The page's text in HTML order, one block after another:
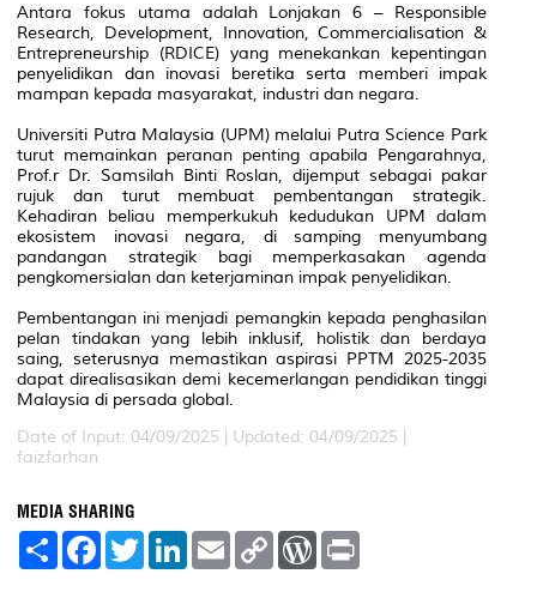
Antara fokus utama adalah Lonjakan 6 – Responsible
Research, Development, Innovation, Commercialisation &
Entrepreneurship (RDICE) yang menekankan kepentingan
penyelidikan dan inovasi beretika serta memberi impak
mampan kepada masyarakat, industri dan negara.
Universiti Putra Malaysia (UPM) melalui Putra Science Park
turut memainkan peranan penting apabila Pengarahnya,
Prof.r Dr. Samsilah Binti Roslan, dijemput sebagai pakar
rujuk dan turut membuat pembentangan strategik.
Kehadiran beliau memperkukuh kedudukan UPM dalam
ekosistem inovasi negara, di samping menyumbang
pandangan strategik bagi memperkasakan agenda
pengkomersialan dan keterjaminan impak penyelidikan.
Pembentangan ini menjadi pemangkin kepada penghasilan
pelan tindakan yang lebih inklusif, holistik dan berdaya
saing, seterusnya memastikan aspirasi PPTM 2025-2035
dapat direalisasikan demi kecemerlangan pendidikan tinggi
Malaysia di persada global.
Date of Input: 04/09/2025 | Updated: 04/09/2025 |
faizfarhan
MEDIA SHARING
S
F
a
T
w
L
E
m
C
W